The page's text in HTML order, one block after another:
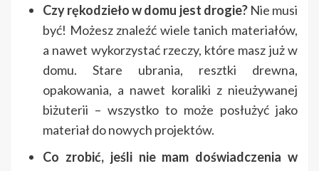
Czy rękodzieło w domu jest drogie?Nie musi
być! Możesz znaleźć wiele tanich materiałów,
a nawet wykorzystać rzeczy, które masz już w
domu. Stare ubrania, resztki drewna,
opakowania, a nawet koraliki z nieużywanej
biżuterii – wszystko to może posłużyć jako
materiał do nowych projektów.
Co zrobić, jeśli nie mam doświadczenia w